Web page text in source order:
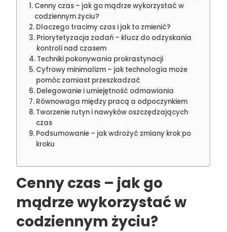
Cenny czas – jak go mądrze wykorzystać w
codziennym życiu?
Dlaczego tracimy czas i jak to zmienić?
Priorytetyzacja zadań – klucz do odzyskania
kontroli nad czasem
Techniki pokonywania prokrastynacji
Cyfrowy minimalizm – jak technologia może
pomóc zamiast przeszkadzać
Delegowanie i umiejętność odmawiania
Równowaga między pracą a odpoczynkiem
Tworzenie rutyn i nawyków oszczędzających
czas
Podsumowanie – jak wdrożyć zmiany krok po
kroku
Cenny czas – jak go
mądrze wykorzystać w
codziennym życiu?